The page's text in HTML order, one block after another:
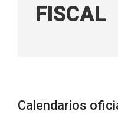
FISCAL
Calendarios